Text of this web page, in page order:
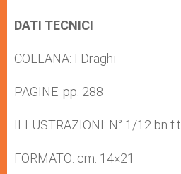
DATI TECNICI
COLLANA: I Draghi
PAGINE: pp. 288
ILLUSTRAZIONI: N° 1/12 bn f.t.
FORMATO: cm. 14×21